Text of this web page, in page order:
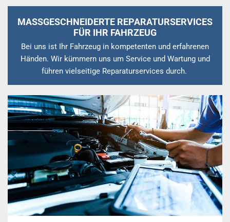
MASSGESCHNEIDERTE REPARATURSERVICES F
ÜR IHR FAHRZEUG
Bei uns ist Ihr Fahrzeug in kompetenten und erfahrenen
Händen. Wir kümmern uns um Service und Wartung und
führen vielseitige Reparaturservices durch.